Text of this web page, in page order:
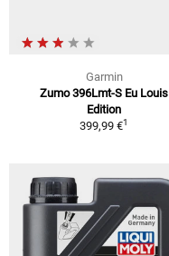
Garmin
Zumo 396Lmt-S Eu Louis
Edition
399,99 €1